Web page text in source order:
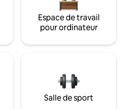
Espace de travail
pour ordinateur
Salle de sport